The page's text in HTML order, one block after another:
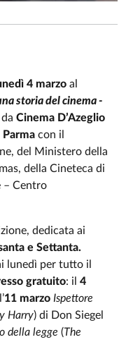
4 marzo al
storia del cinema -
Cinema D’Azeglio
con il
del Ministero della
della Cineteca di
– Centro
dedicata ai
e Settanta.
lunedì per tutto il
gratuito: il 4
11 marzo Ispettore
Harry) di Don Siegel
della legge (The